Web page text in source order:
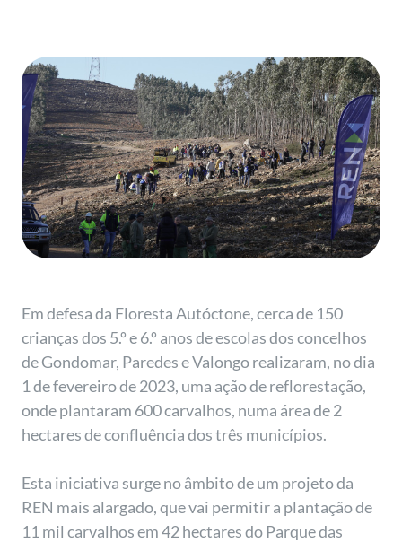
Em defesa da Floresta Autóctone, cerca de 150
crianças dos 5.º e 6.º anos de escolas dos concelhos
de Gondomar, Paredes e Valongo realizaram, no dia
1 de fevereiro de 2023, uma ação de reflorestação,
onde plantaram 600 carvalhos, numa área de 2
hectares de confluência dos três municípios.
Esta iniciativa surge no âmbito de um projeto da
REN mais alargado, que vai permitir a plantação de
11 mil carvalhos em 42 hectares do Parque das